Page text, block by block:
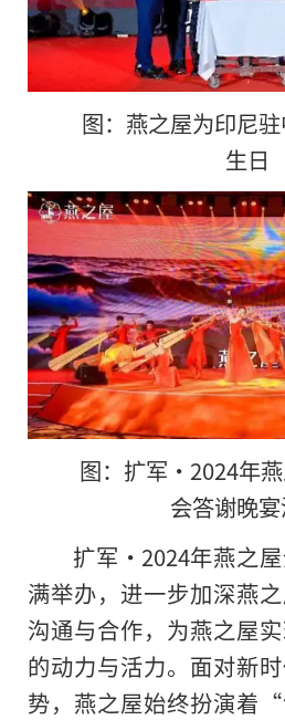
图：燕之屋为印尼
生日
图：扩军·2024年
会答谢晚
扩军·2024年燕之
满举办，进一步加深燕
沟通与合作，为燕之屋
的动力与活力。面对新
势，燕之屋始终扮演着